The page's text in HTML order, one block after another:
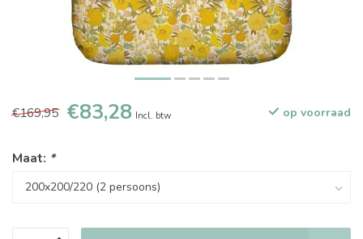
€169,95 €83,28 Incl. btw op voorraad
Maat: *